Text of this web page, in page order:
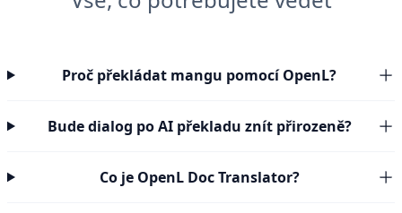
Proč překládat mangu pomocí OpenL?
Bude dialog po AI překladu znít přirozeně?
Co je OpenL Doc Translator?